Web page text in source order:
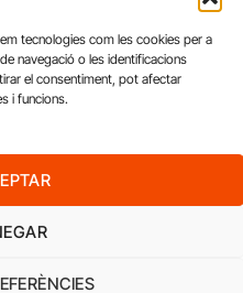
tecnologies com les cookies per a
navegació o les identificacions
el consentiment, pot afectar
i funcions.